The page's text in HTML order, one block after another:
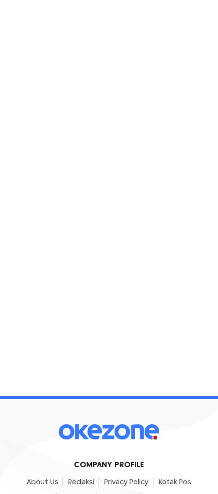
COMPANY PROFILE
About Us Redaksi Privacy Policy Kotak Pos